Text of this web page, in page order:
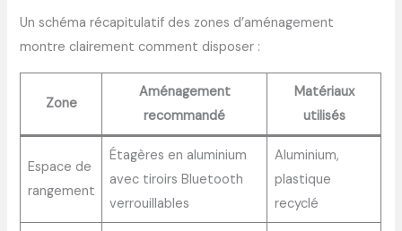
Un schéma récapitulatif des zones d’aménagement
montre clairement comment disposer :
Zone
Aménagement
recommandé
Matériaux
utilisés
Espace de
rangement
Étagères en aluminium
avec tiroirs Bluetooth
verrouillables
Aluminium,
plastique
recyclé